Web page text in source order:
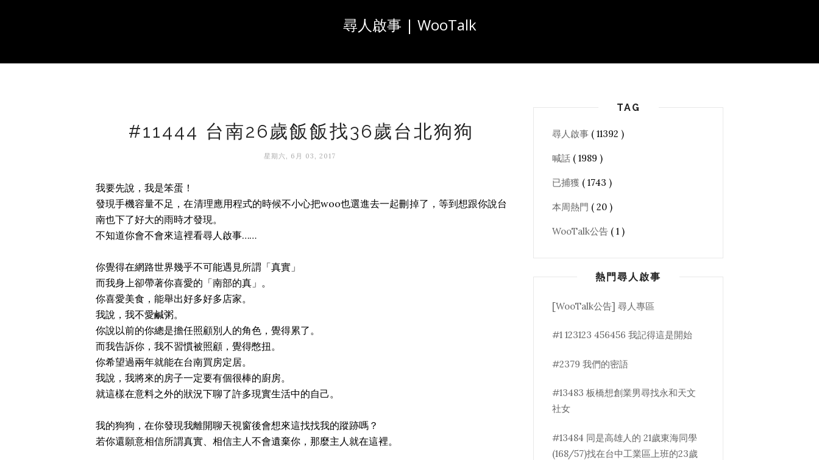
尋人啟事 | WooTalk
#11444 台南26歲飯飯找36歲台北狗狗
星期六, 6月 03, 2017
我要先說，我是笨蛋！
發現手機容量不足，在清理應用程式的時候不小心把woo也選進去一起刪掉了，等到想跟你說台
南也下了好大的雨時才發現。
不知道你會不會來這裡看尋人啟事……
你覺得在網路世界幾乎不可能遇見所謂「真實」
而我身上卻帶著你喜愛的「南部的真」。
你喜愛美食，能舉出好多好多店家。
我說，我不愛鹹粥。
你說以前的你總是擔任照顧別人的角色，覺得累了。
而我告訴你，我不習慣被照顧，覺得憋扭。
你希望過兩年就能在台南買房定居。
我說，我將來的房子一定要有個很棒的廚房。
就這樣在意料之外的狀況下聊了許多現實生活中的自己。
我的狗狗，在你發現我離開聊天視窗後會想來這找找我的蹤跡嗎？
若你還願意相信所謂真實、相信主人不會遺棄你，那麼主人就在這裡。
TAG
尋人啟事 ( 11392 )
喊話 ( 1989 )
已捕獲 ( 1743 )
本周熱門 ( 20 )
WooTalk公告 ( 1 )
熱門尋人啟事
[WooTalk公告] 尋人專區
#1 123123 456456 我記得這是開始
#2379 我們的密語
#13483 板橋想創業男尋找永和天文
社女
#13484 同是高雄人的 21歲東海同學
(168/57)找在台中工業區上班的23歲